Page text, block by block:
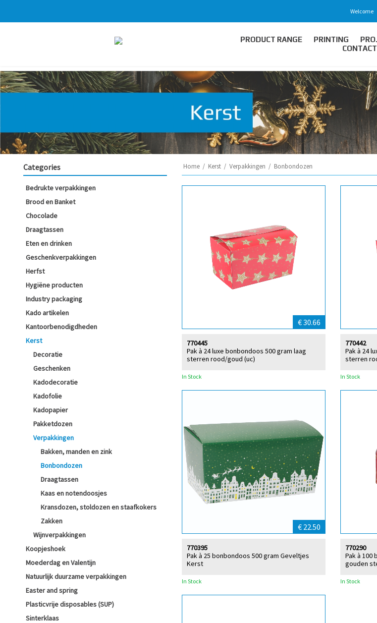
Welcome
PRODUCT RANGE PRINTING
CONTACT
Categories
Bedrukte verpakkingen
Brood en Banket
Chocolade
Draagtassen
Eten en drinken
Geschenkverpakkingen
Herfst
Hygiëne producten
Industry packaging
Kado artikelen
Kantoorbenodigdheden
Kerst
Decoratie
Geschenken
Kadodecoratie
Kadofolie
Kadopapier
Pakketdozen
Verpakkingen
Bakken, manden en zink
Bonbondozen
Draagtassen
Kaas en notendoosjes
Kransdozen, stoldozen en staafkokers
Zakken
Wijnverpakkingen
Koopjeshoek
Moederdag en Valentijn
Natuurlijk duurzame verpakkingen
Easter and spring
Plasticvrije disposables (SUP)
Sinterklaas
Home / Kerst / Verpakkingen / Bonbondozen
€ 30.66
Pak à 24 luxe bonbondoos 500 gram laag
sterren rood/goud (uc)
770445
In Stock
Pak à 24
sterren
770442
In Stock
€ 22.50
Pak à 25 bonbondoos 500 gram Geveltjes
Kerst
770395
In Stock
Pak à
gouden
770290
In Stock